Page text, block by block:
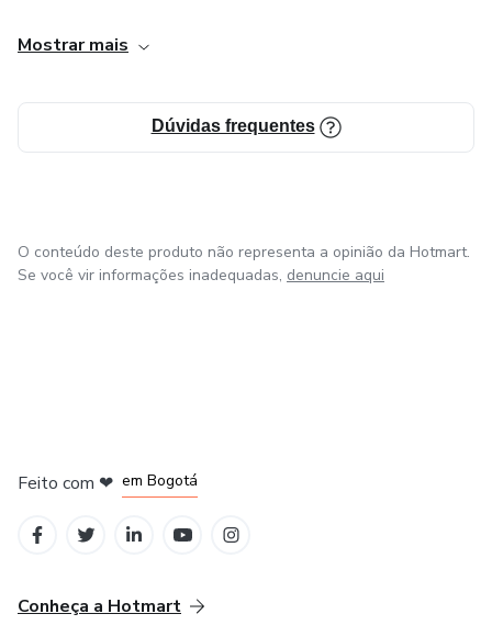
Moda
Franquias
Contabilidade
Primeiro entendemos o seu modelo de negócios e a sua
questionamentos para entender suas principais dores e
ANÁLISE DE PROBLEMAS
Mostrar mais
Dúvidas frequentes
O conteúdo deste produto não representa a opinião da Hotmart.
Se você vir informações inadequadas, denuncie aqui
Feito com ❤ em Bogotá
Conheça a Hotmart